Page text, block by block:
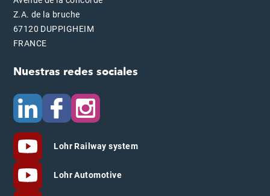
Z.A. de la bruche
67120 DUPPIGHEIM
FRANCE
Nuestras redes sociales
Lohr Railway system
Lohr Automotive